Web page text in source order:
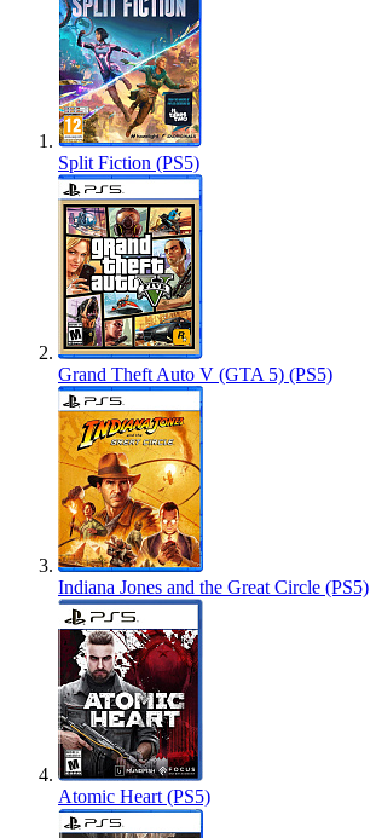
Split Fiction (PS5)
Grand Theft Auto V (GTA 5) (PS5)
Indiana Jones and the Great Circle (PS5)
Atomic Heart (PS5)